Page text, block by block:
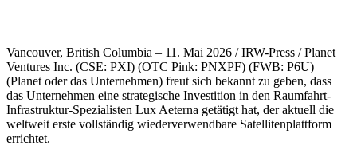
Vancouver, British Columbia – 11. Mai 2026 / IRW-Press / Planet
Ventures Inc. (CSE: PXI) (OTC Pink: PNXPF) (FWB: P6U)
(Planet oder das Unternehmen) freut sich bekannt zu geben, dass
das Unternehmen eine strategische Investition in den Raumfahrt-
Infrastruktur-Spezialisten Lux Aeterna getätigt hat, der aktuell die
weltweit erste vollständig wiederverwendbare Satellitenplattform
errichtet.